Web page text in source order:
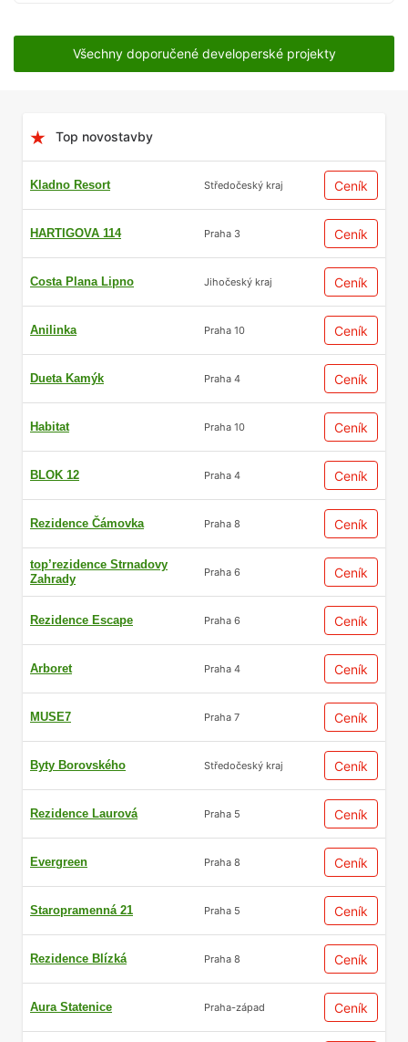
Všechny doporučené developerské projekty
Top novostavby
Kladno Resort Středočeský kraj Ceník
HARTIGOVA 114 Praha 3 Ceník
Costa Plana Lipno Jihočeský kraj Ceník
Anilinka Praha 10 Ceník
Dueta Kamýk Praha 4 Ceník
Habitat Praha 10 Ceník
BLOK 12 Praha 4 Ceník
Rezidence Čámovka Praha 8 Ceník
top’rezidence Strnadovy
Zahrady
Praha 6 Ceník
Rezidence Escape Praha 6 Ceník
Arboret Praha 4 Ceník
MUSE7 Praha 7 Ceník
Byty Borovského Středočeský kraj Ceník
Rezidence Laurová Praha 5 Ceník
Evergreen Praha 8 Ceník
Staropramenná 21 Praha 5 Ceník
Rezidence Blízká Praha 8 Ceník
Aura Statenice Praha-západ Ceník